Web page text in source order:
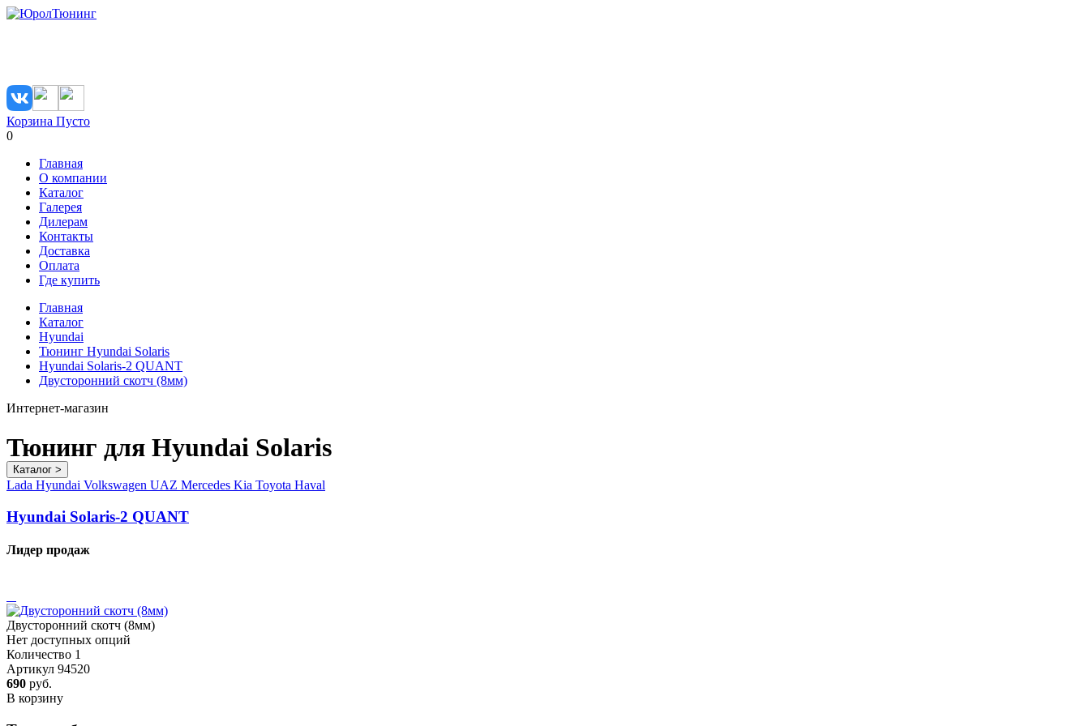
Корзина Пусто
0
Главная
О компании
Каталог
Галерея
Дилерам
Контакты
Доставка
Оплата
Где купить
Главная
Каталог
Hyundai
Тюнинг Hyundai Solaris
Hyundai Solaris-2 QUANT
Двусторонний скотч (8мм)
Интернет-магазин
Тюнинг для Hyundai Solaris
Каталог >
Lada Hyundai Volkswagen UAZ Mercedes Kia Toyota Haval
Hyundai Solaris-2 QUANT
Лидер продаж
Двусторонний скотч (8мм)
Нет доступных опций
Количество 1
Артикул 94520
690 руб.
В корзину